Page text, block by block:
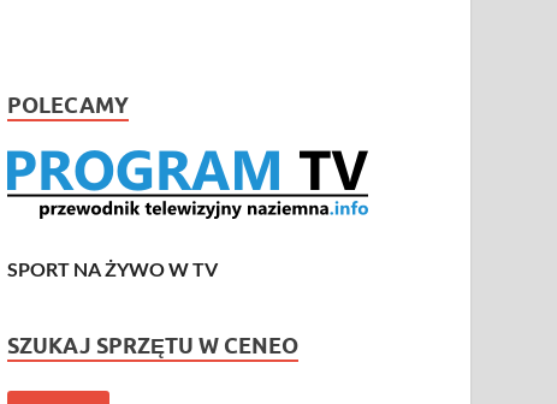
POLECAMY
SPORT NA ŻYWO W TV
SZUKAJ SPRZĘTU W CENEO